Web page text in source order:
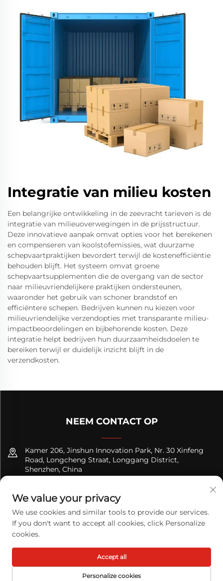
Integratie van milieu kosten
Een belangrijke ontwikkeling in de zeevracht tarieven is de
integratie van milieuoverwegingen in de prijsstructuur.
Deze innovatieve aanpak omvat opties voor het berekenen
en compenseren van koolstofemissies, wat duurzame
schepvaartpraktijken bevordert terwijl de kostenefficiëntie
behouden blijft. Het systeem omvat groene
schepvaartsupplementen die de overgang van de sector
naar milieuvriendelijkere praktijken ondersteunen,
waaronder het gebruik van schoner brandstof en
efficiëntere schepen. Bedrijven kunnen nu kiezen voor
milieuvriendelijke verzendopties met transparante milieu-
impactbeoordelingen en bijbehorende kosten. Deze
integratie helpt bedrijven hun duurzaamheidsdoelen te
bereiken terwijl er duidelijk inzicht blijft in de
verzendkosten.
NEEM CONTACT OP
Kamer 206, Jinshun Innovation Park, Nr. 30 Xinfeng
Road, Longcheng Straat, Longgang District,
Shenzhen, China
[email protected]
Copyright © 2025 TODAY LOGISTICS LTD. Alle rechten
voorbehouden.
We value your privacy
We use cookies and similar tools to provide our services.
If you don't want to accept all cookies, click Personalize
cookies.
Personalize cookies
Accept all